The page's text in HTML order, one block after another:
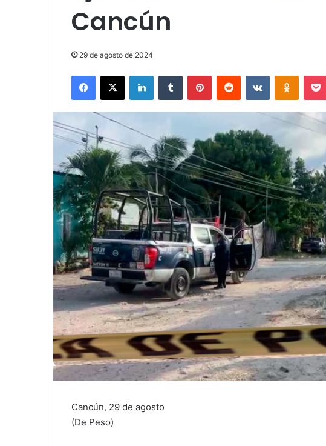
Cancún
29 de agosto de 2024
Facebook
X LinkedInTumblr PinterestReddit VKontakte
Cancún, 29 de agosto
(De Peso)